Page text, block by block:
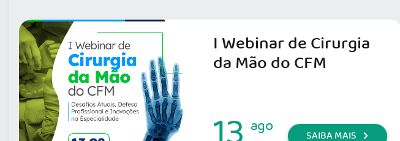
I Webinar de Cirurgia
da Mão do CFM
ago SAIBA MAIS